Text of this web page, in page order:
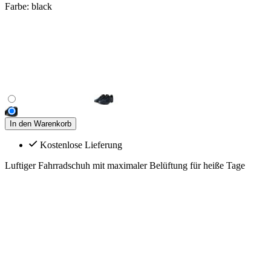
Farbe: black
In den Warenkorb
Kostenlose Lieferung
Luftiger Fahrradschuh mit maximaler Belüftung für heiße Tage